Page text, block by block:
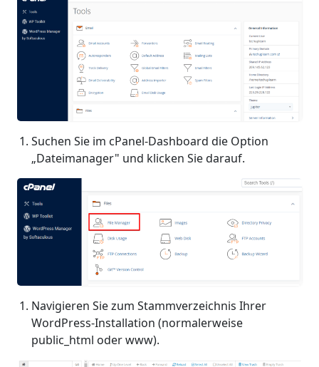
Suchen Sie im cPanel-Dashboard die Option
„Dateimanager" und klicken Sie darauf.
Navigieren Sie zum Stammverzeichnis Ihrer
WordPress-Installation (normalerweise
public_html oder www).